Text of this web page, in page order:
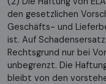
den gesetzlichen
Geschäfts- und
ist. Auf
Rechtsgrund nur bei
unbegrenzt. Die
bleibt von den